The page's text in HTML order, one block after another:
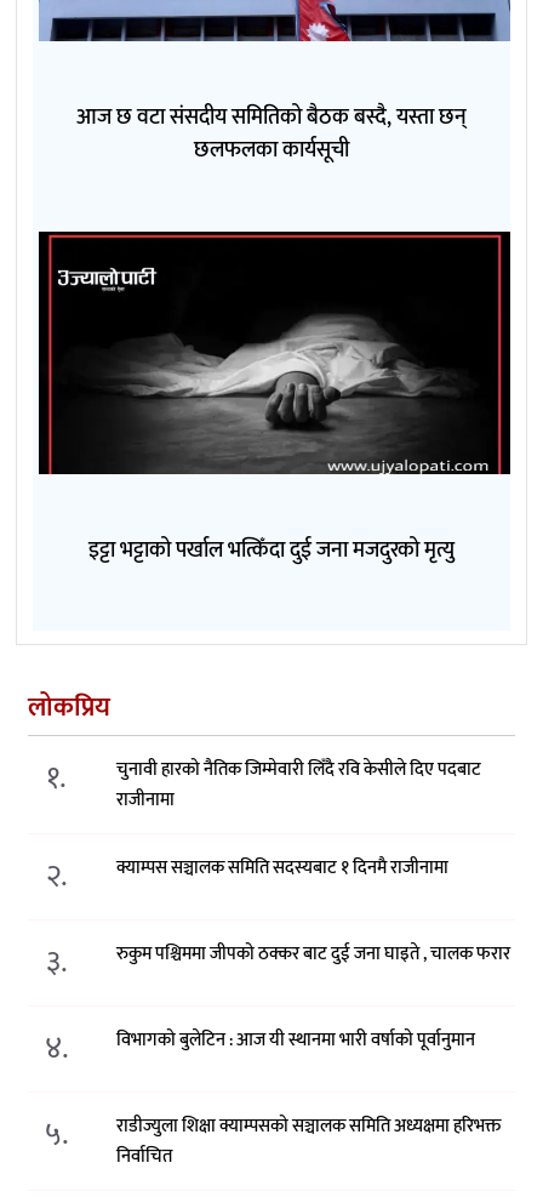
आज छ वटा संसदीय समितिको बैठक बस्दै, यस्ता छन्
छलफलका कार्यसूची
इट्टा भट्टाको पर्खाल भत्किँदा दुई जना मजदुरको मृत्यु
लोकप्रिय
१.
चुनावी हारको नैतिक जिम्मेवारी लिँदै रवि केसीले दिए पदबाट
राजीनामा
२. क्याम्पस सञ्चालक समिति सदस्यबाट १ दिनमै राजीनामा
३. रुकुम पश्चिममा जीपको ठक्कर बाट दुई जना घाइते , चालक फरार
४. विभागको बुलेटिन : आज यी स्थानमा भारी वर्षाको पूर्वानुमान
५.
राडीज्युला शिक्षा क्याम्पसको सञ्चालक समिति अध्यक्षमा हरिभक्त
निर्वाचित